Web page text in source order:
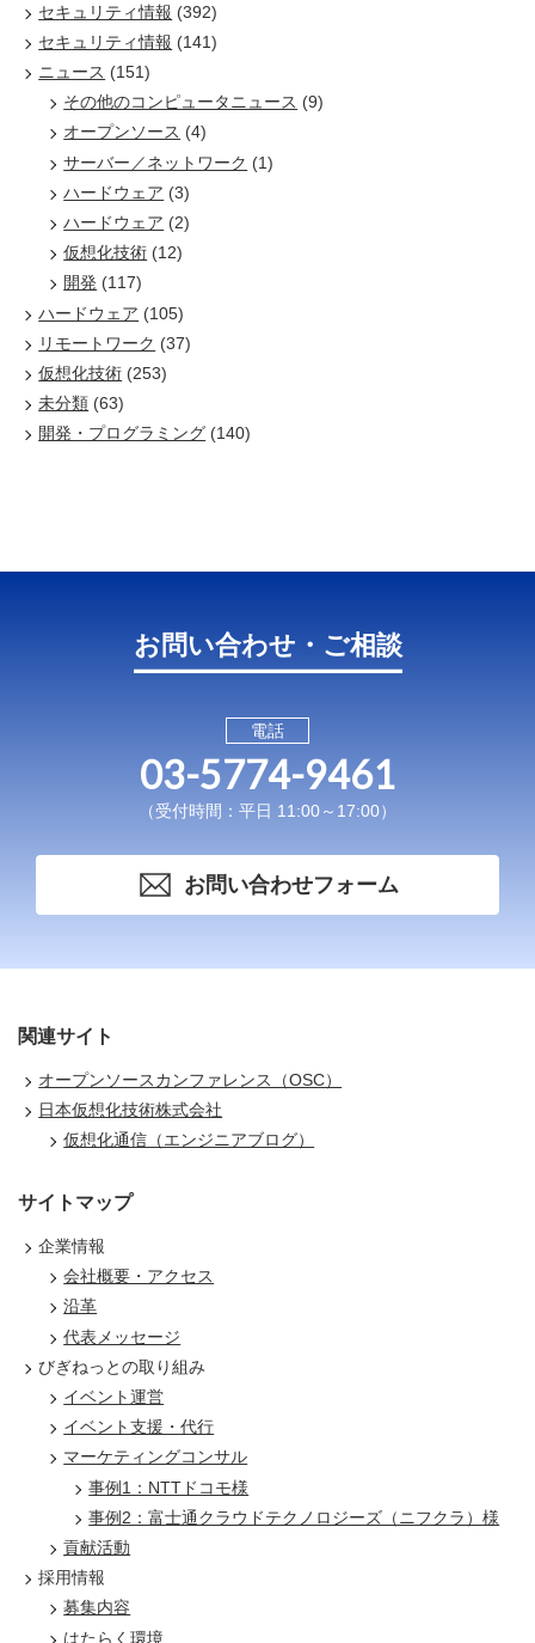
セキュリティ情報 (392)
セキュリティ情報 (141)
ニュース (151)
その他のコンピュータニュース (9)
オープンソース (4)
サーバー／ネットワーク (1)
ハードウェア (3)
ハードウェア (2)
仮想化技術 (12)
開発 (117)
ハードウェア (105)
リモートワーク (37)
仮想化技術 (253)
未分類 (63)
開発・プログラミング (140)
お問い合わせ・ご相談
電話
03-5774-9461
（受付時間：平日 11:00～17:00）
お問い合わせフォーム
関連サイト
オープンソースカンファレンス（OSC）
日本仮想化技術株式会社
仮想化通信（エンジニアブログ）
サイトマップ
企業情報
会社概要・アクセス
沿革
代表メッセージ
びぎねっとの取り組み
イベント運営
イベント支援・代行
マーケティングコンサル
事例1：NTTドコモ様
事例2：富士通クラウドテクノロジーズ（ニフクラ）様
貢献活動
採用情報
募集内容
はたらく環境